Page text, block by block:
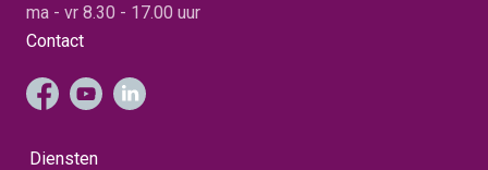
ma - vr 8.30 - 17.00 uur
Contact
Diensten